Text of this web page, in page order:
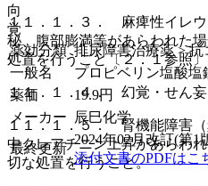
１１．１．３． 麻痺性イレ
秘、腹部膨満等があらわれた
処置を行うこと〔２．１参照〕
１１．１．４． 幻覚・せん妄
１１．１．５． 腎機能障害
中クレアチニン上昇があらわ
切な処置を行うこと。
向
覚
薬効分類 排尿障害治療薬 > 抗
一般名
プロピベリン塩酸塩
薬価
19.9円
メーカー
辰巳化学
最終更新
2024年02月改訂(第1
添付文書のPDFはこ